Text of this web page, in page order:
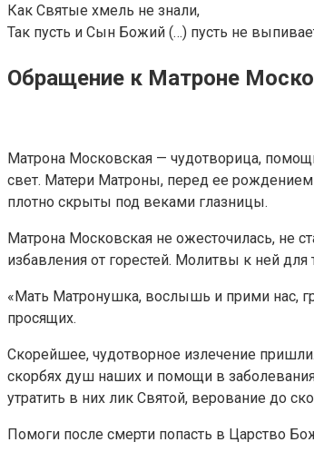
Как Святые хмель не знали,
Так пусть и Сын Божий (…) пусть не
Обращение к Матроне
Матрона Московская — чудотворица,
свет. Матери Матроны, перед ее
плотно скрыты под веками глазницы.
Матрона Московская не ожесточилась, не
избавления от горестей. Молитвы к ней
«Мать Матронушка, вослышь и прими нас,
просящих.
Скорейшее, чудотворное излечение
скорбях душ наших и помощи в
утратить в них лик Святой, верование до
Помоги после смерти попасть в Царство